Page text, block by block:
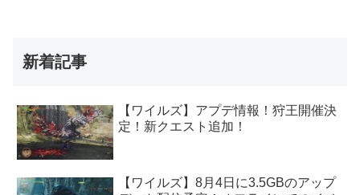
新着記事
【ワイルズ】アプデ情報！狩王開催決
定！新クエスト追加！
【ワイルズ】8月4日に3.5GBのアップ